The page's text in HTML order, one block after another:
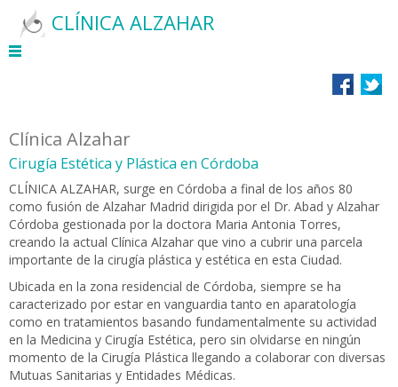
CLÍNICA ALZAHAR
Clínica Alzahar
Cirugía Estética y Plástica en Córdoba
CLÍNICA ALZAHAR, surge en Córdoba a final de los años 80
como fusión de Alzahar Madrid dirigida por el Dr. Abad y Alzahar
Córdoba gestionada por la doctora Maria Antonia Torres,
creando la actual Clínica Alzahar que vino a cubrir una parcela
importante de la cirugía plástica y estética en esta Ciudad.
Ubicada en la zona residencial de Córdoba, siempre se ha
caracterizado por estar en vanguardia tanto en aparatología
como en tratamientos basando fundamentalmente su actividad
en la Medicina y Cirugía Estética, pero sin olvidarse en ningún
momento de la Cirugía Plástica llegando a colaborar con diversas
Mutuas Sanitarias y Entidades Médicas.